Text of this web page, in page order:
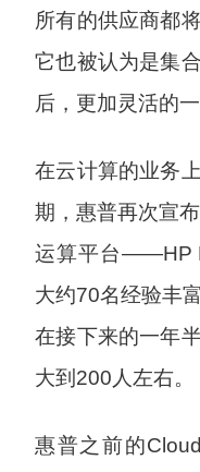
所有的供应商都
它也被认为是集
后，更加灵活的一
在云计算的业务
期，惠普再次宣
运算平台——HP
大约70名经验丰
在接下来的一年
大到200人左右。
惠普之前的